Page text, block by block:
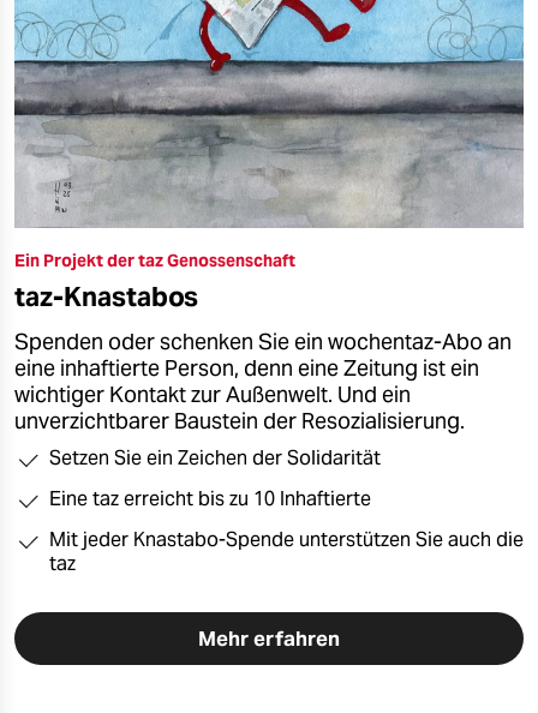
Ein Projekt der taz Genossenschaft
taz-Knastabos
Spenden oder schenken Sie ein wochentaz-Abo an
eine inhaftierte Person, denn eine Zeitung ist ein
wichtiger Kontakt zur Außenwelt. Und ein
unverzichtbarer Baustein der Resozialisierung.
Setzen Sie ein Zeichen der Solidarität
Eine taz erreicht bis zu 10 Inhaftierte
Mit jeder Knastabo-Spende unterstützen Sie auch die
taz
Mehr erfahren